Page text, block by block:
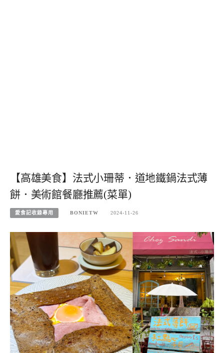
【高雄美食】法式小珊蒂．道地鐵鍋法式薄
餅．美術館餐廳推薦(菜單)
愛食記收錄專用 BONIETW 2024-11-26